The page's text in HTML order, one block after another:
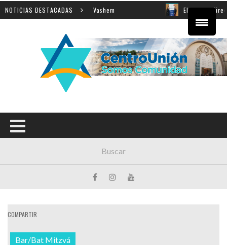
NOTICIAS DESTACADAS
de la Shoá en Yad Vashem El equipo directivo
COMPARTIR
Bar/Bat Mitzvá